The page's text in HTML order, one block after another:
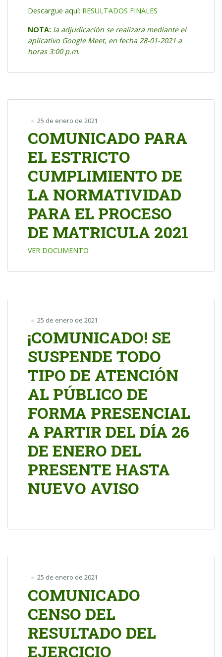
Descargue aquí: RESULTADOS FINALES
NOTA: la adjudicación se realizara mediante el
aplicativo Google Meet, en fecha 28-01-2021 a
horas 3:00 p.m.
25 de enero de 2021
COMUNICADO PARA
EL ESTRICTO
CUMPLIMIENTO DE
LA NORMATIVIDAD
PARA EL PROCESO
DE MATRICULA 2021
VER DOCUMENTO
25 de enero de 2021
¡COMUNICADO! SE
SUSPENDE TODO
TIPO DE ATENCIÓN
AL PÚBLICO DE
FORMA PRESENCIAL
A PARTIR DEL DÍA 26
DE ENERO DEL
PRESENTE HASTA
NUEVO AVISO
25 de enero de 2021
COMUNICADO
CENSO DEL
RESULTADO DEL
EJERCICIO